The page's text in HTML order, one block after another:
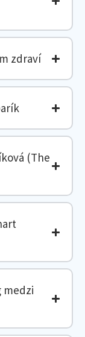
zdraví
(The
medzi